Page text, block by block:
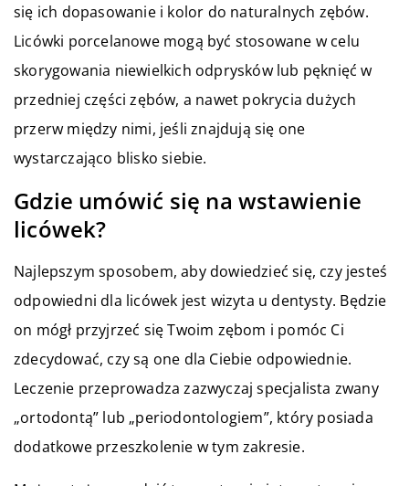
się ich dopasowanie i kolor do naturalnych zębów.
Licówki porcelanowe mogą być stosowane w celu
skorygowania niewielkich odprysków lub pęknięć w
przedniej części zębów, a nawet pokrycia dużych
przerw między nimi, jeśli znajdują się one
wystarczająco blisko siebie.
Gdzie umówić się na wstawienie
licówek?
Najlepszym sposobem, aby dowiedzieć się, czy jesteś
odpowiedni dla licówek jest wizyta u dentysty. Będzie
on mógł przyjrzeć się Twoim zębom i pomóc Ci
zdecydować, czy są one dla Ciebie odpowiednie.
Leczenie przeprowadza zazwyczaj specjalista zwany
„ortodontą” lub „periodontologiem”, który posiada
dodatkowe przeszkolenie w tym zakresie.